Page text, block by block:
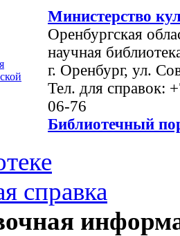
Министерство
Оренбургская
научная
г. Оренбург, ул.
Тел. для справок:
06-76
Библиотечный
справка